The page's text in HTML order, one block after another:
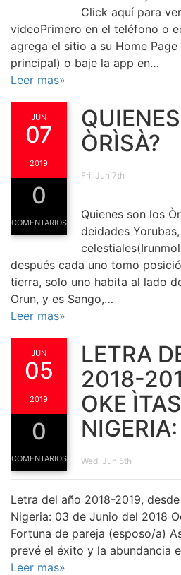
Click aquí para
videoPrimero en el teléfono o
agrega el sitio a su Home
principal) o baje la app en…
Leer mas»
JUN
07
2019
0
COMENTARIOS
ÒRÌSÀ?
Fri, Jun 7th
Quienes son los
deidades
después cada uno tomo
tierra, solo uno habita al lado
Orun, y es Sango,…
Leer mas»
JUN
05
2019
0
COMENTARIOS
LETRA
2018-
OKE
NIGERIA:
Wed, Jun 5th
Letra del año 2018-2019,
Nigeria: 03 de Junio del 2018
Fortuna de pareja (esposo/a)
prevé el éxito y la abundancia
Leer mas»